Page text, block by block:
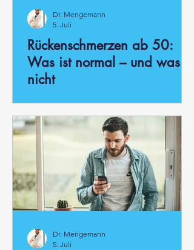
Rückenschmerzen ab 50:
Was ist normal – und was
nicht
Dr. Mengemann
5. Juli
Dr. Mengemann
5. Juli